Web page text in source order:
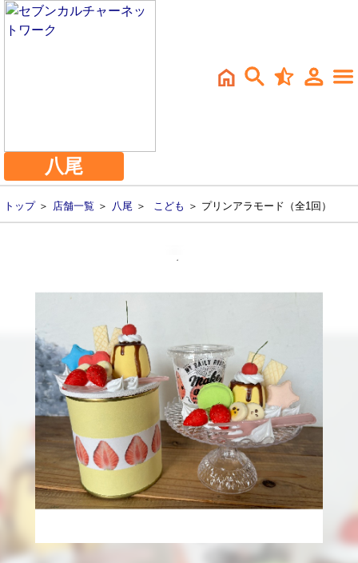
八尾
トップ＞ 店舗一覧 ＞ 八尾 ＞ こども ＞ プリンアラモード（全1回）